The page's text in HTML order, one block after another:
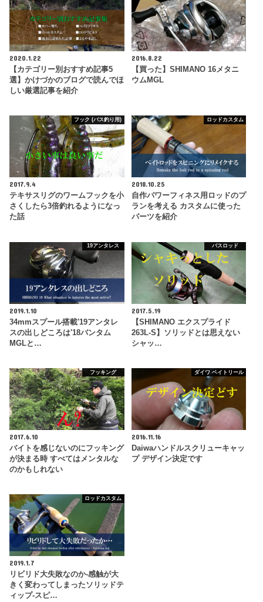
2020.1.22
【カテゴリー別おすすめ記事5
選】かけづかのブログで読んでほ
しい厳選記事を紹介
2016.8.22
【買った】SHIMANO 16メタニ
ウムMGL
フック (バス釣り用)
2017.9.4
テキサスリグのワームフックを小
さくしたら3倍釣れるようになっ
た話
ロッドカスタム
2018.10.25
自作パワーフィネス用ロッドのプ
ランを考える カスタムに使った
パーツを紹介
19アンタレス
2019.1.10
34mmスプール搭載'19アンタレ
スの出しどころは'18バンタム
MGLと…
バスロッド
2017.5.19
【SHIMANO エクスプライド
263L-S】ソリッドとは思えない
シャッ…
フッキング
2017.6.10
バイトを感じないのにフッキング
が決まる時 すべてはメンタルな
のかもしれない
ダイワ ベイトリール
2016.11.16
Daiwaハンドルスクリューキャッ
プ デザイン決定です
ロッドカスタム
2019.1.7
リビリド大失敗なのか-感触が大
きく変わってしまったソリッドテ
ィップ-スピ…